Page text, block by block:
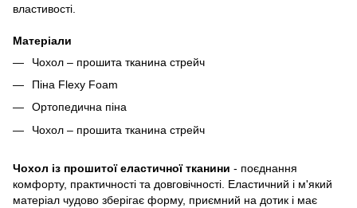
властивості.
Матеріали
Чохол – прошита тканина стрейч
Піна Flexy Foam
Ортопедична піна
Чохол – прошита тканина стрейч
Чохол із прошитої еластичної тканини - поєднання
комфорту, практичності та довговічності. Еластичний і м'який
матеріал чудово зберігає форму, приємний на дотик і має